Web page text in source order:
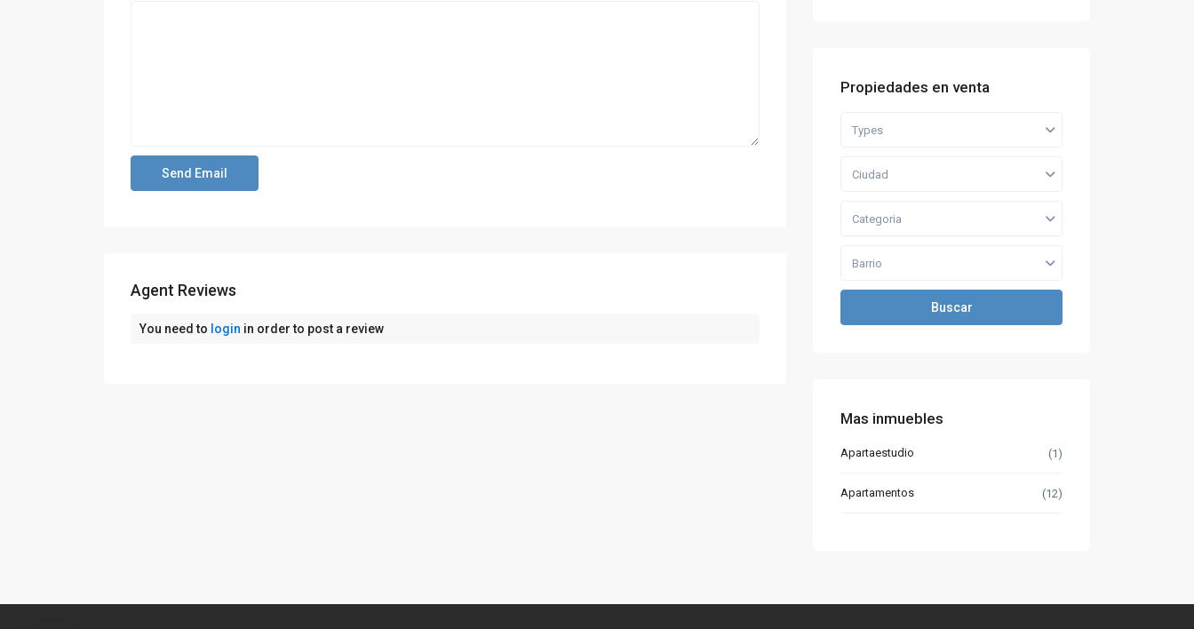
Agent Reviews
You need to login in order to post a review
Propiedades en venta
Types
Ciudad
Categoria
Barrio
Buscar
Mas inmuebles
Apartaestudio (1)
Apartamentos (12)